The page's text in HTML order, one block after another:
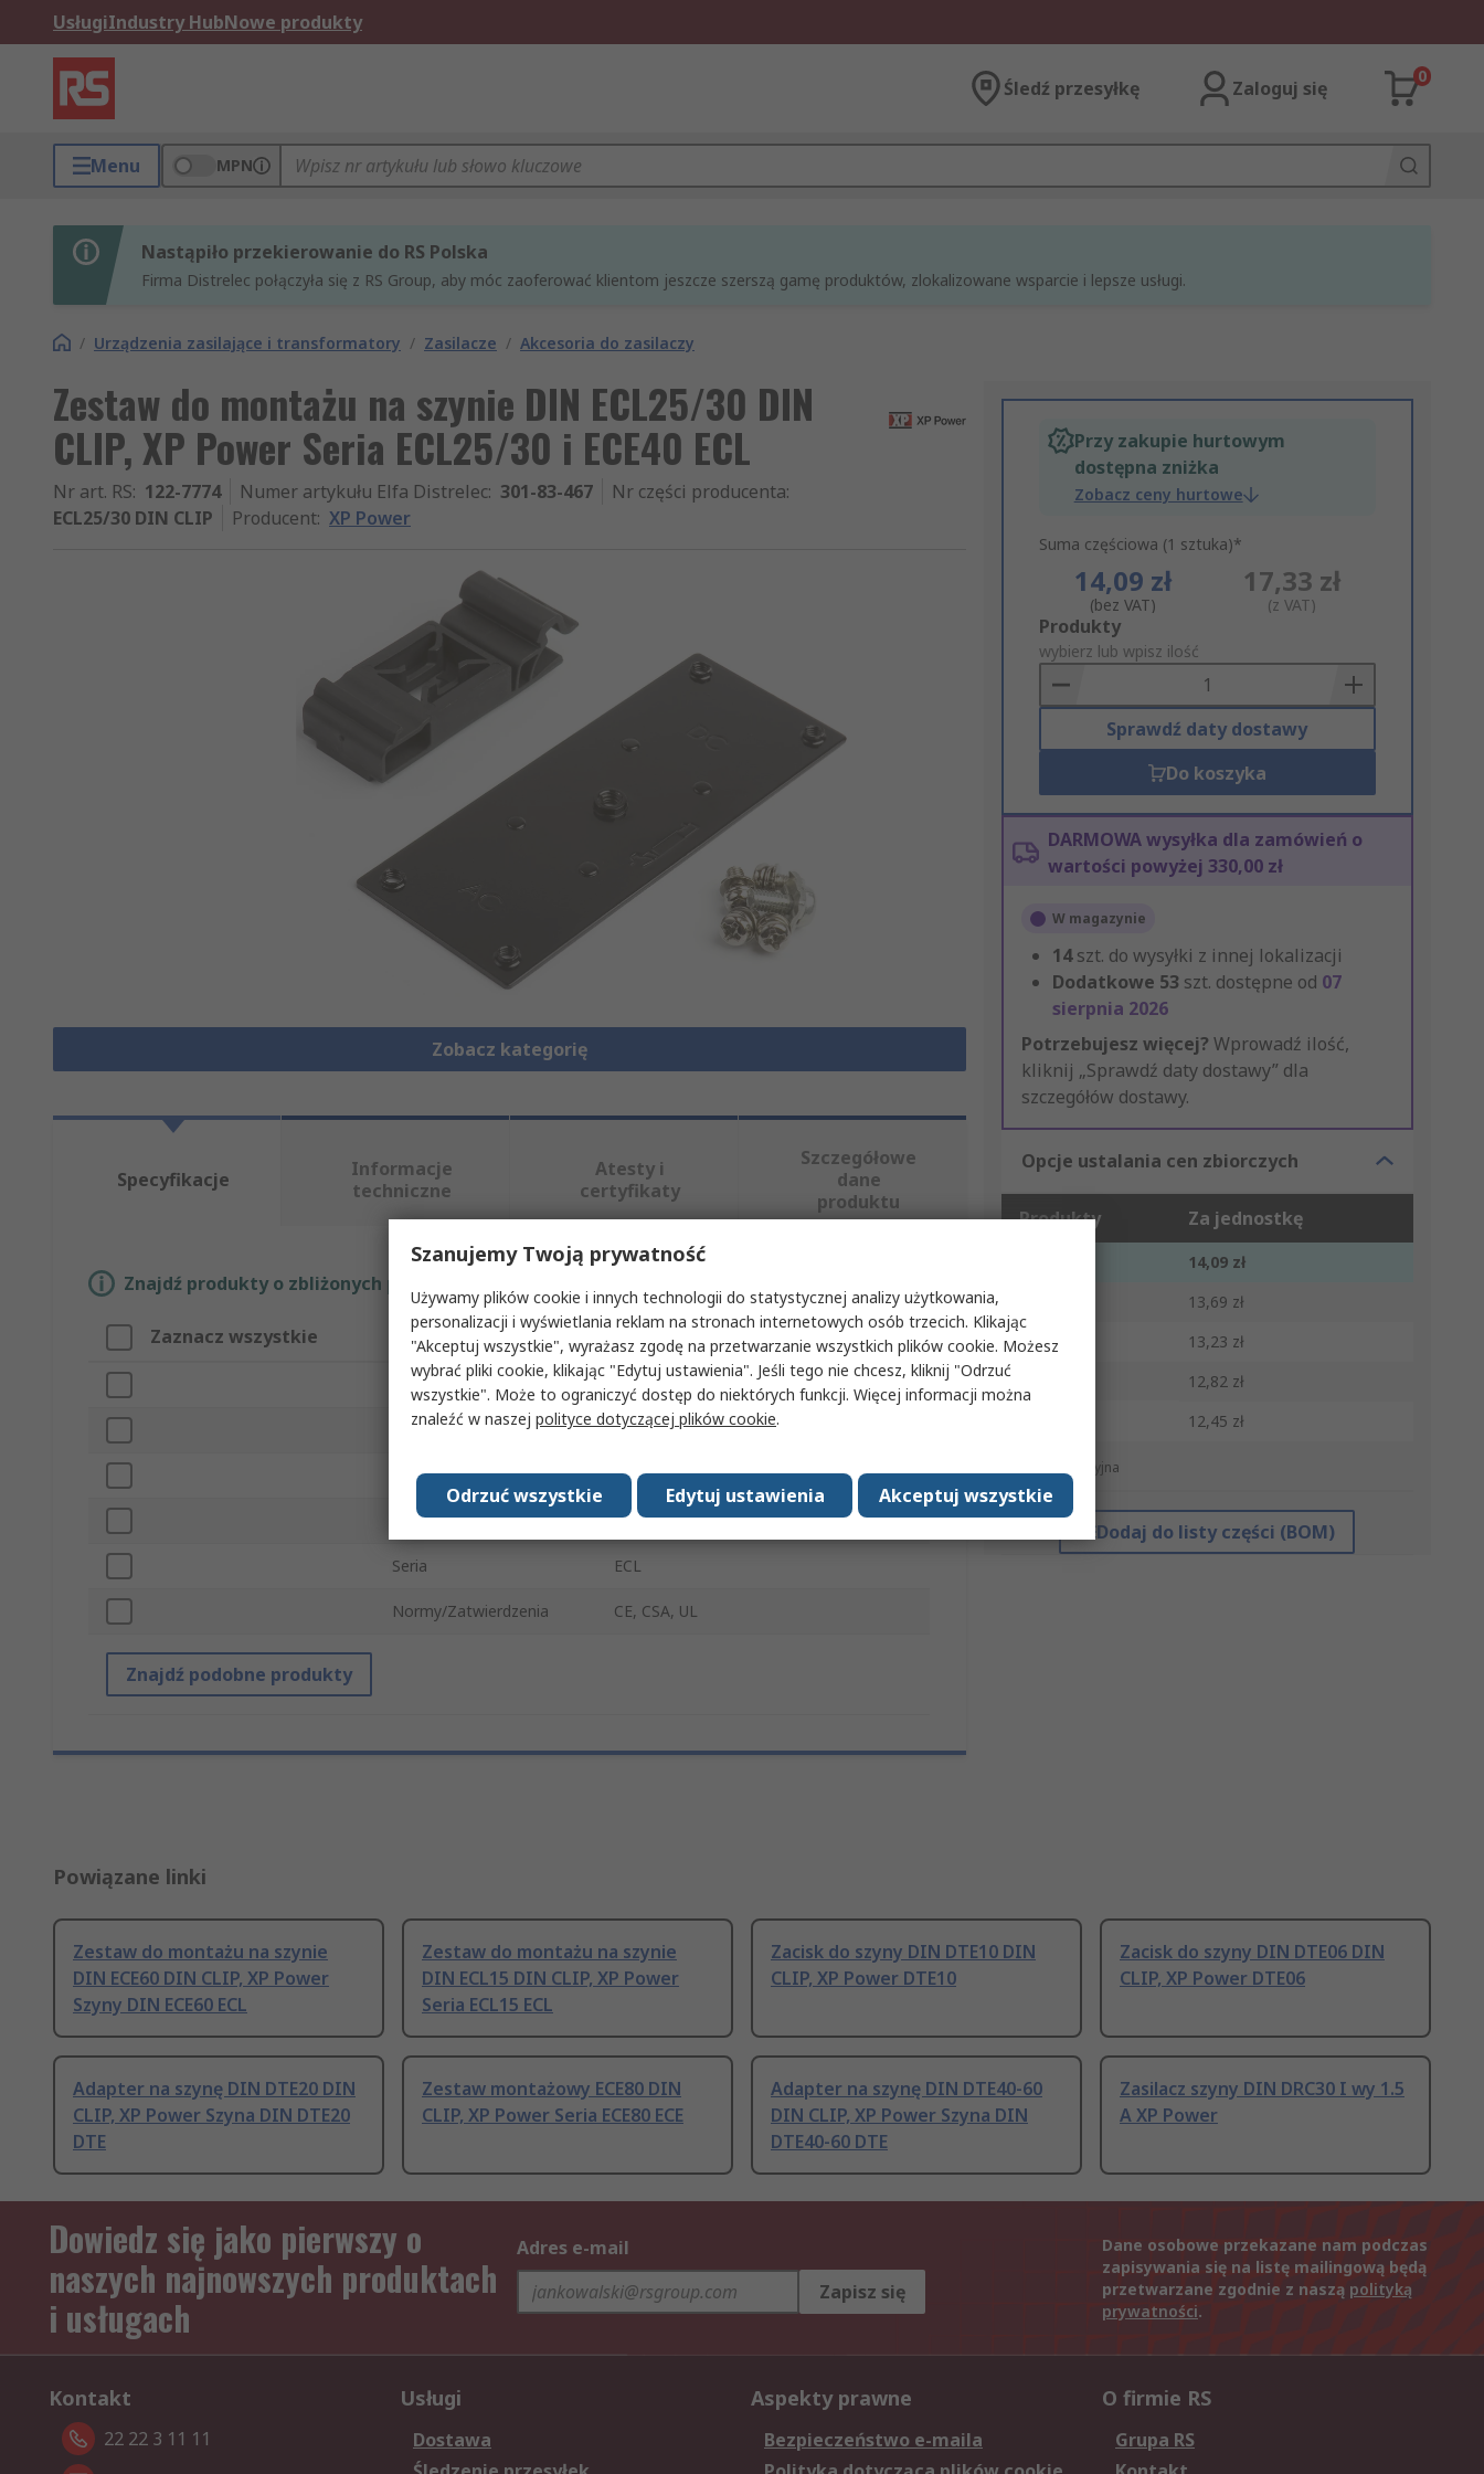
UsługiIndustry HubNowe produkty
Śledź przesyłkę Zaloguj się
0
Menu MPN
Nastąpiło przekierowanie do RS Polska
Firma Distrelec połączyła się z RS Group, aby móc zaoferować klientom jeszcze szerszą gamę produktów, zlokalizowane wsparcie i lepsze usługi.
/ Urządzenia zasilające i transformatory / Zasilacze / Akcesoria do zasilaczy
Zestaw do montażu na szynie DIN ECL25/30 DIN
CLIP, XP Power Seria ECL25/30 i ECE40 ECL
Nr art. RS: 122-7774 Numer artykułu Elfa Distrelec: 301-83-467 Nr części producenta:
ECL25/30 DIN CLIP
Producent: XP Power
Zobacz kategorię
Przy zakupie hurtowym
dostępna zniżka
Zobacz ceny hurtowe
Suma częściowa (1 sztuka)*
14,09 zł
(bez VAT)
17,33 zł
(z VAT)
Add
to
Basket
Produkty
wybierz lub wpisz ilość
Sprawdź daty dostawy
Do koszyka
DARMOWA wysyłka dla zamówień o
wartości powyżej 330,00 zł
W magazynie
14szt. do wysyłki z innej lokalizacji
Dodatkowe 53 szt. dostępne od 07
sierpnia 2026
Potrzebujesz więcej? Wprowadź ilość,
kliknij „Sprawdź daty dostawy” dla
szczegółów dostawy.
Opcje ustalania cen zbiorczych
Produkty Za jednostkę
14,09 zł
13,69 zł
10 - 24
13,23 zł
12,82 zł
12,45 zł
*cena orientacyjna
Dodaj do listy części (BOM)
Specyfikacje
Informacje
techniczne
Atesty i
certyfikaty
Szczegółowe
dane
produktu
Znajdź produkty o zbliżonych parametrach, wybierając jeden lub więcej atrybutów.
Zaznacz wszystkie Atrybut Wartość
Marka XP Power
Typ produktu Zestaw do montażu na szynie DIN
Typ akcesorium Zacisk do szyny DIN
Do użytku z Seria ECL25/30 i ECE40
Seria ECL
Normy/Zatwierdzenia CE, CSA, UL
Znajdź podobne produkty
Powiązane linki
Zestaw do montażu na szynie
DIN ECE60 DIN CLIP, XP Power
Szyny DIN ECE60 ECL
Zestaw do montażu na szynie
DIN ECL15 DIN CLIP, XP Power
Seria ECL15 ECL
Zacisk do szyny DIN DTE10 DIN
CLIP, XP Power DTE10
Zacisk do szyny DIN DTE06 DIN
CLIP, XP Power DTE06
Adapter na szynę DIN DTE20 DIN
CLIP, XP Power Szyna DIN DTE20
DTE
Zestaw montażowy ECE80 DIN
CLIP, XP Power Seria ECE80 ECE
Adapter na szynę DIN DTE40-60
DIN CLIP, XP Power Szyna DIN
DTE40-60 DTE
Zasilacz szyny DIN DRC30 I wy 1.5
A XP Power
Dowiedz się jako pierwszy o
naszych najnowszych produktach
i usługach
Adres e-mail
Zapisz się
Dane osobowe przekazane nam podczas
zapisywania się na listę mailingową będą
przetwarzane zgodnie z naszą polityką
prywatności.
Kontakt
22 22 3 11 11
Usługi
Dostawa
Aspekty prawne
Bezpieczeństwo e-maila
O firmie RS
Grupa RS
Szanujemy Twoją prywatność
Używamy plików cookie i innych technologii do statystycznej analizy użytkowania,
personalizacji i wyświetlania reklam na stronach internetowych osób trzecich. Klikając
"Akceptuj wszystkie", wyrażasz zgodę na przetwarzanie wszystkich plików cookie. Możesz
wybrać pliki cookie, klikając "Edytuj ustawienia". Jeśli tego nie chcesz, kliknij "Odrzuć
wszystkie". Może to ograniczyć dostęp do niektórych funkcji. Więcej informacji można
znaleźć w naszej polityce dotyczącej plików cookie.
Akceptuj wszystkie
Edytuj ustawienia
Odrzuć wszystkie